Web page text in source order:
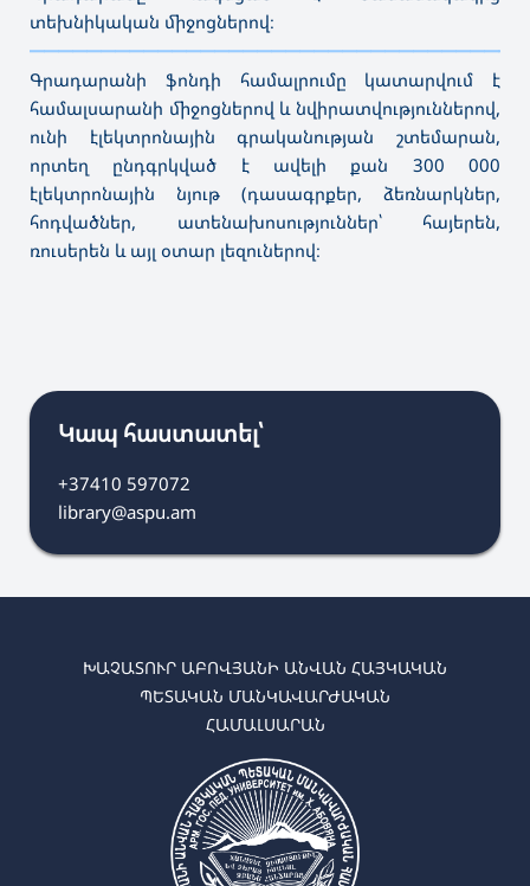
տեխնիկական միջոցներով։
Գրադարանի ֆոնդի համալրումը կատարվում է
համալսարանի միջոցներով և նվիրատվություններով,
ունի էլեկտրոնային գրականության շտեմարան,
որտեղ ընդգրկված է ավելի քան 300 000
էլեկտրոնային նյութ (դասագրքեր, ձեռնարկներ,
հոդվածներ, ատենախոսություններ՝ հայերեն,
ռուսերեն և այլ օտար լեզուներով։
Կապ հաստատել՝
+37410 597072
library@aspu.am
ԽԱՉԱՏՈՒՐ ԱԲՈՎՅԱՆԻ ԱՆՎԱՆ ՀԱՅԿԱԿԱՆ
ՊԵՏԱԿԱՆ ՄԱՆԿԱՎԱՐԺԱԿԱՆ
ՀԱՄԱԼՍԱՐԱՆ